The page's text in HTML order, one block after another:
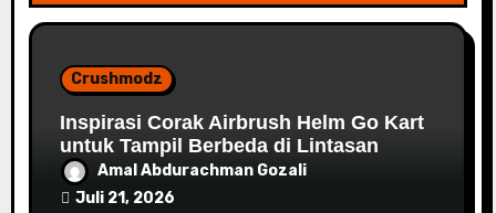
Crushmodz
Inspirasi Corak Airbrush Helm Go Kart
untuk Tampil Berbeda di Lintasan
Amal Abdurachman Gozali
Juli 21, 2026